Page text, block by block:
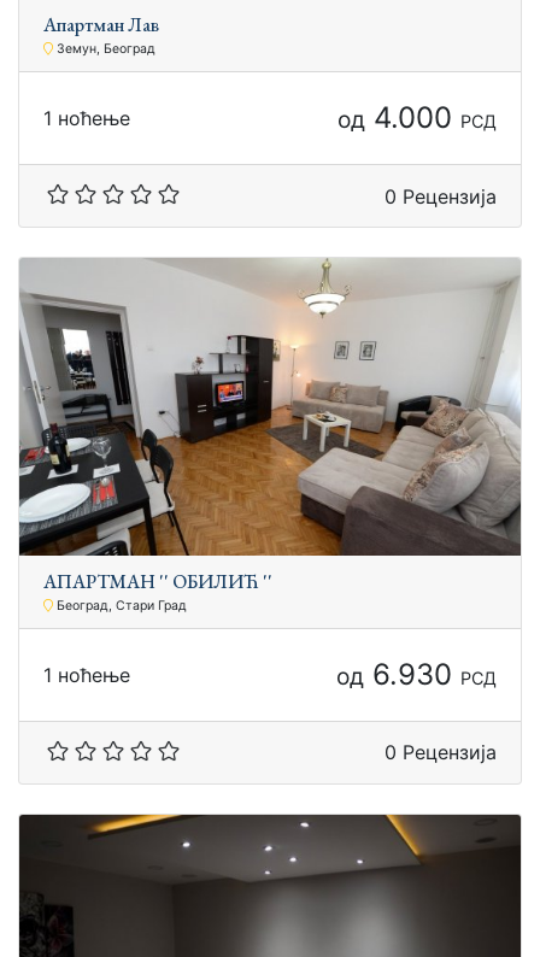
Апартман Лав
Земун, Београд
1 ноћење од 4.000 РСД
0 Рецензија
АПАРТМАН '' ОБИЛИЋ ''
Београд, Стари Град
1 ноћење од 6.930 РСД
0 Рецензија